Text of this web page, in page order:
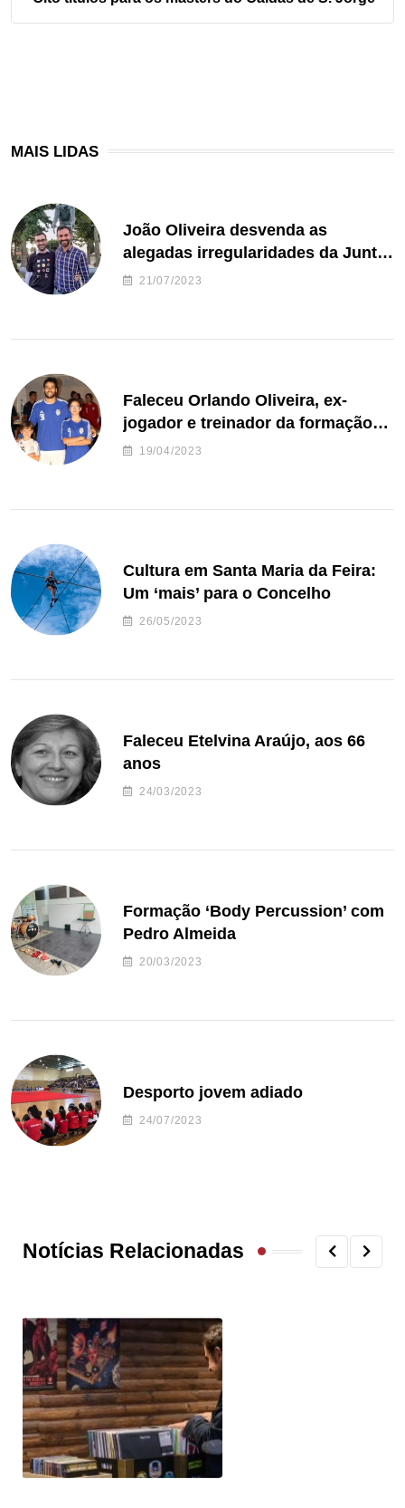
MAIS LIDAS
João Oliveira desvenda as
alegadas irregularidades da Junta
de Freguesia S. João de Ver
21/07/2023
Faleceu Orlando Oliveira, ex-
jogador e treinador da formação
de andebol do Feirense
19/04/2023
Cultura em Santa Maria da Feira:
Um ‘mais’ para o Concelho
26/05/2023
Faleceu Etelvina Araújo, aos 66
anos
24/03/2023
Formação ‘Body Percussion’ com
Pedro Almeida
20/03/2023
Desporto jovem adiado
24/07/2023
Notícias Relacionadas